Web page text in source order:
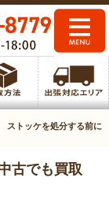
ストッケを処分する前に
古でも買取